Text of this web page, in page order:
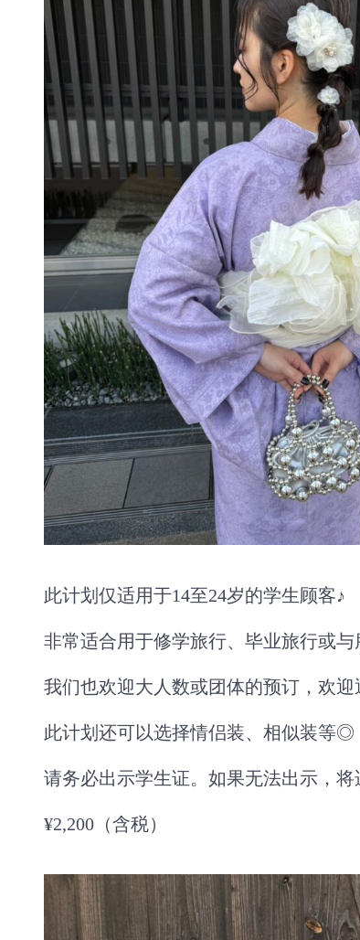
此计划仅适用于14至24岁的学生顾客♪
非常适合用于修学旅行、毕业旅行或
我们也欢迎大人数或团体的预订，欢
此计划还可以选择情侣装、相似装等◎
请务必出示学生证。如果无法出示，将
¥2,200（含税）